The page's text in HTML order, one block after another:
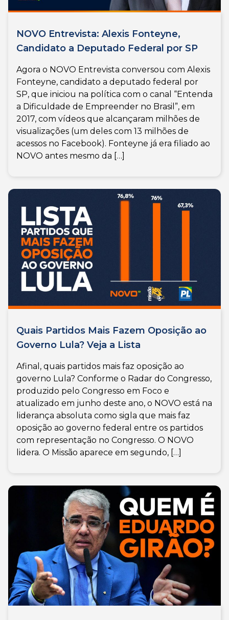
NOVO Entrevista: Alexis Fonteyne,
Candidato a Deputado Federal por SP
Agora o NOVO Entrevista conversou com Alexis
Fonteyne, candidato a deputado federal por
SP, que iniciou na política com o canal “Entenda
a Dificuldade de Empreender no Brasil”, em
2017, com vídeos que alcançaram milhões de
visualizações (um deles com 13 milhões de
acessos no Facebook). Fonteyne já era filiado ao
NOVO antes mesmo da […]
Quais Partidos Mais Fazem Oposição ao
Governo Lula? Veja a Lista
Afinal, quais partidos mais faz oposição ao
governo Lula? Conforme o Radar do Congresso,
produzido pelo Congresso em Foco e
atualizado em junho deste ano, o NOVO está na
liderança absoluta como sigla que mais faz
oposição ao governo federal entre os partidos
com representação no Congresso. O NOVO
lidera. O Missão aparece em segundo, […]